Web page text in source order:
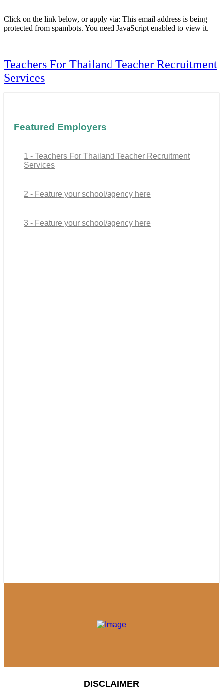
Click on the link below, or apply via: This email address is being
protected from spambots. You need JavaScript enabled to view it.
Teachers For Thailand Teacher Recruitment
Services
Featured Employers
1 - Teachers For Thailand Teacher Recruitment
Services
2 - Feature your school/agency here
3 - Feature your school/agency here
DISCLAIMER